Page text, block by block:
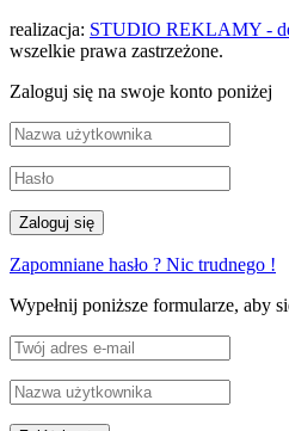
realizacja: STUDIO REKLAMY -
wszelkie prawa zastrzeżone.
Zaloguj się na swoje konto poniżej
Zapomniane hasło ? Nic trudnego !
Wypełnij poniższe formularze, aby